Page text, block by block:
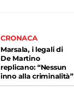
CRONACA
Marsala, i legali di
De Martino
replicano: “Nessun
inno alla criminalità”